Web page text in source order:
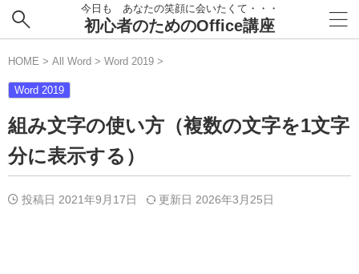
今日も あなたの笑顔に会いたくて・・・
初心者のためのOffice講座
HOME > All Word > Word 2019 >
Word 2019
組み文字の使い方（複数の文字を1文字
分に表示する）
投稿日 2021年9月17日 更新日 2026年3月25日